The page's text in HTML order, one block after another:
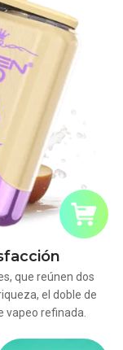
que reúnen dos
el doble de
vapeo refinada.